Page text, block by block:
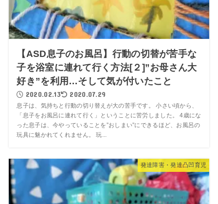
【ASD息子のお風呂】行動の切替が苦手な
子を浴室に連れて行く方法[２]”お母さん大
好き”を利用…そして気が付いたこと
2020.02.13 2020.07.29
息子は、気持ちと行動の切り替えが大の苦手です。 小さい頃から、
「息子をお風呂に連れて行く」ということに苦労しました。 4歳にな
った息子は、今やっていることを”おしまい”にできるほど、お風呂の
玩具に魅かれてくれません。 玩...
発達障害・発達凸凹育児